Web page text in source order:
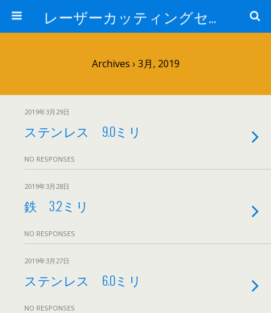
レーザーカッティングセンター 株式会社 中本鉄工所
Archives › 3月, 2019
2019年3月29日
ステンレス 9.0ミリ
NO RESPONSES
2019年3月28日
鉄 3.2ミリ
NO RESPONSES
2019年3月27日
ステンレス 6.0ミリ
NO RESPONSES